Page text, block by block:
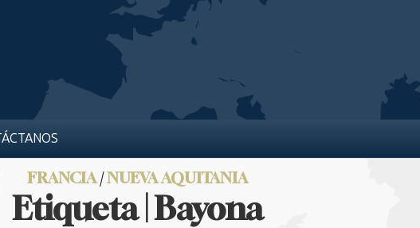
FRANCIA/NUEVA AQUITANIA
Etiqueta | Bayona